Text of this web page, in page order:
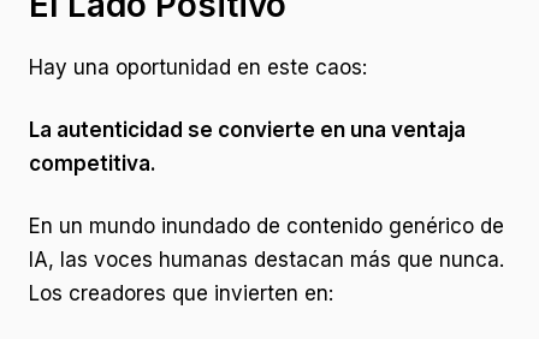
Hay una oportunidad en este caos:
La autenticidad se convierte en una ventaja
competitiva.
En un mundo inundado de contenido genérico de
IA, las voces humanas destacan más que nunca.
Los creadores que invierten en: